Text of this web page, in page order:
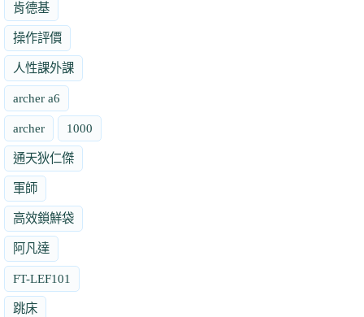
肯德基
操作評價
人性課外課
archer a6
archer 1000
通天狄仁傑
軍師
高效鎖鮮袋
阿凡達
FT-LEF101
跳床